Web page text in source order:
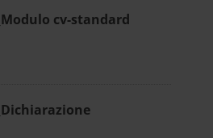
cv-standard